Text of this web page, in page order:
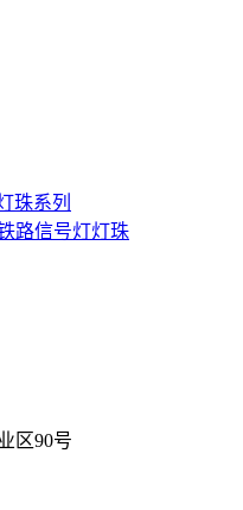
珠系列
路信号灯灯珠
区90号